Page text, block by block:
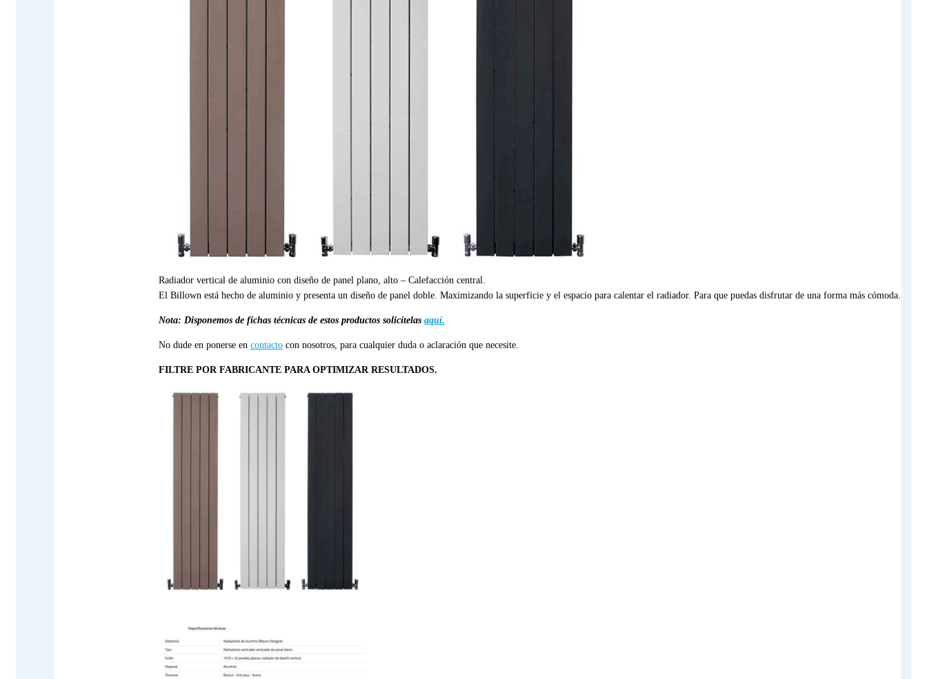
Radiador vertical de aluminio con diseño de panel plano, alto – Calefacción central.
El Billown está hecho de aluminio y presenta un diseño de panel doble. Maximizando la superficie y el espacio para calentar el radiador. Para que puedas disfrutar de una forma más cómoda.
Nota: Disponemos de fichas técnicas de estos productos solicítelas aquí.
No dude en ponerse en contacto con nosotros, para cualquier duda o aclaración que necesite.
FILTRE POR FABRICANTE PARA OPTIMIZAR RESULTADOS.